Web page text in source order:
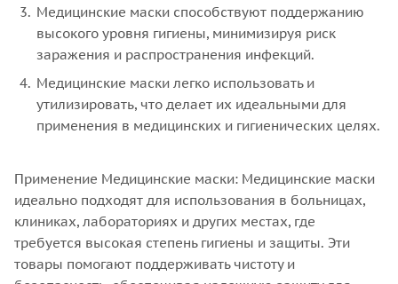
Медицинские маски способствуют поддержанию
высокого уровня гигиены, минимизируя риск
заражения и распространения инфекций.
Медицинские маски легко использовать и
утилизировать, что делает их идеальными для
применения в медицинских и гигиенических целях.
Применение Медицинские маски: Медицинские маски
идеально подходят для использования в больницах,
клиниках, лабораториях и других местах, где
требуется высокая степень гигиены и защиты. Эти
товары помогают поддерживать чистоту и